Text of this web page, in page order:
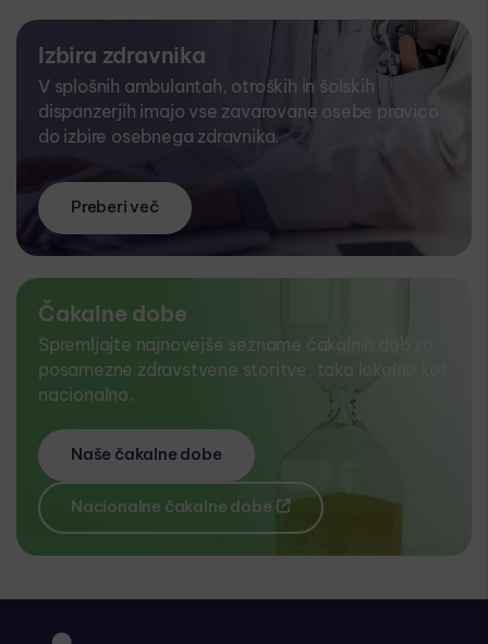
Izbira zdravnika
V splošnih ambulantah, otroških in šolskih
dispanzerjih imajo vse zavarovane osebe pravico
do izbire osebnega zdravnika.
Preberi več
Čakalne dobe
Spremljajte najnovejše sezname čakalnih dob za
posamezne zdravstvene storitve, tako lokalno kot
nacionalno.
Naše čakalne dobe
Nacionalne čakalne dobe